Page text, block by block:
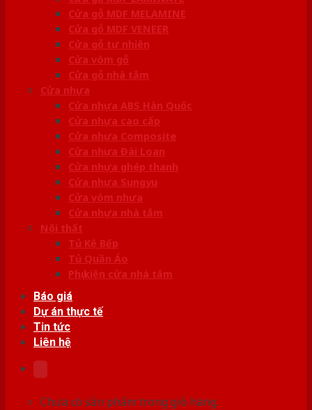
Cửa gỗ MDF MELAMINE
Cửa gỗ MDF VENEER
Cửa gỗ tự nhiên
Cửa vòm gỗ
Cửa gỗ nhà tắm
Cửa nhựa
Cửa nhựa ABS Hàn Quốc
Cửa nhựa cao cấp
Cửa nhựa Composite
Cửa nhựa Đài Loan
Cửa nhựa ghép thanh
Cửa nhựa Sungyu
Cửa vòm nhựa
Cửa nhựa nhà tắm
Nội thất
Tủ Kệ Bếp
Tủ Quần Áo
Phụ kiện cửa nhà tắm
Báo giá
Dự án thực tế
Tin tức
Liên hệ
Chưa có sản phẩm trong giỏ hàng.